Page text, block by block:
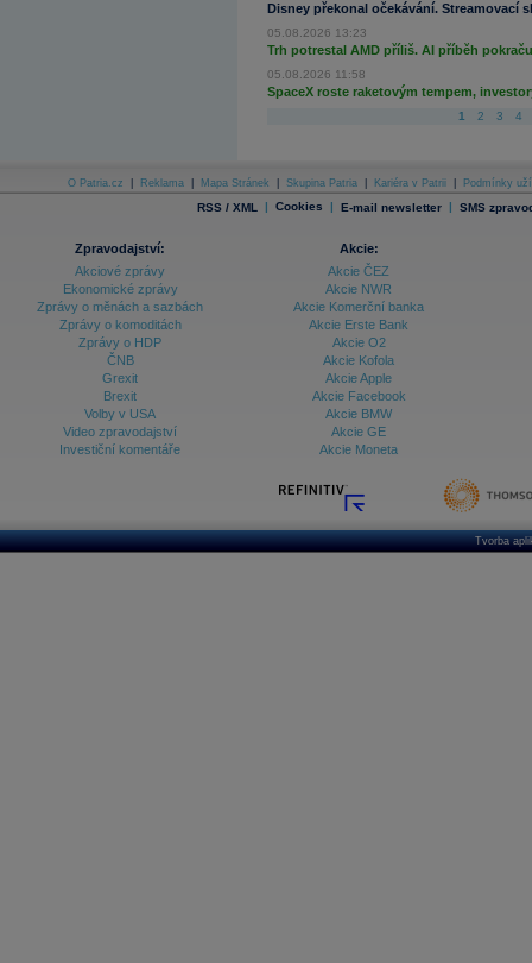
Disney překonal očekávání. Streamovací
05.08.2026 13:23
Trh potrestal AMD příliš. AI příběh
05.08.2026 11:58
SpaceX roste raketovým tempem,
1 2 3 4
O Patria.cz Reklama Mapa Stránek Skupina Patria Kariéra v Patrii Podmínky
RSS / XML | Cookies | E-mail newsletter | SMS
Zpravodajství:
Akciové zprávy
Ekonomické zprávy
Zprávy o měnách a sazbách
Zprávy o komoditách
Zprávy o HDP
ČNB
Grexit
Brexit
Volby v USA
Video zpravodajství
Investiční komentáře
Akcie:
Akcie ČEZ
Akcie NWR
Akcie Komerční banka
Akcie Erste Bank
Akcie O2
Akcie Kofola
Akcie Apple
Akcie Facebook
Akcie BMW
Akcie GE
Akcie Moneta
Tvorba